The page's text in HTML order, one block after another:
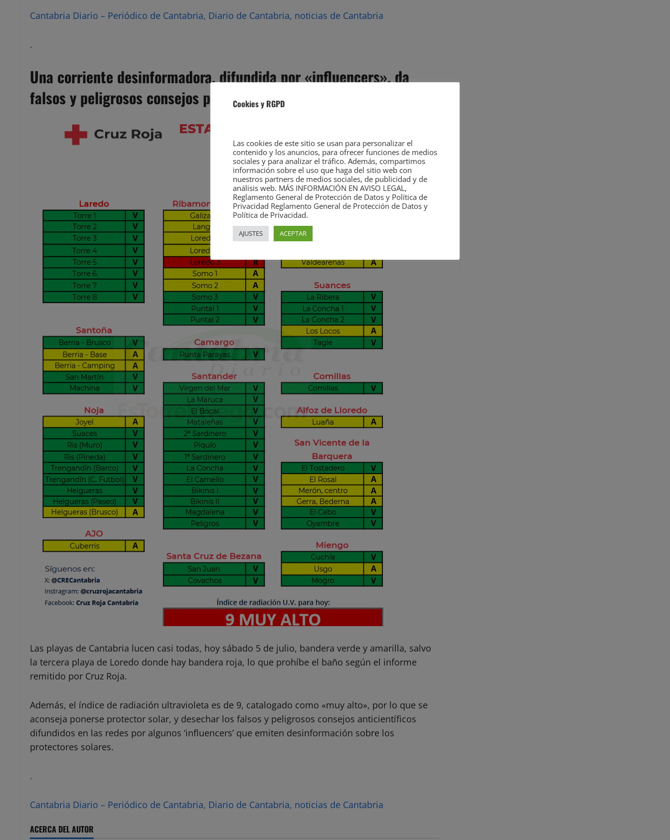
Cantabria Diario – Periódico de Cantabria, Diario de Cantabria, noticias de Cantabria
.
Una corriente desinformadora, difundida por «influencers», da
falsos y peligrosos consejos para no ponerse protector solar
Las playas de Cantabria lucen casi todas, hoy sábado 5 de julio, bandera verde y amarilla, salvo
la tercera playa de Loredo donde hay bandera roja, lo que prohíbe el baño según el informe
remitido por Cruz Roja.
Además, el índice de radiación ultravioleta es de 9, catalogado como «muy alto», por lo que se
aconseja ponerse protector solar, y desechar los falsos y peligrosos consejos anticientíficos
difundidos en las redes por algunos ‘influencers’ que emiten desinformación sobre los
protectores solares.
.
Cantabria Diario – Periódico de Cantabria, Diario de Cantabria, noticias de Cantabria
ACERCA DEL AUTOR
Cookies y RGPD
Las cookies de este sitio se usan para personalizar el
contenido y los anuncios, para ofrecer funciones de medios
sociales y para analizar el tráfico. Además, compartimos
información sobre el uso que haga del sitio web con
nuestros partners de medios sociales, de publicidad y de
análisis web. MÁS INFORMACIÓN EN AVISO LEGAL,
Reglamento General de Protección de Datos y Política de
Privacidad Reglamento General de Protección de Datos y
Política de Privacidad.
AJUSTES ACEPTAR